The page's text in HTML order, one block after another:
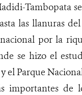
Tambopata
las llanuras
por la
se hizo el
el Parque
importantes de